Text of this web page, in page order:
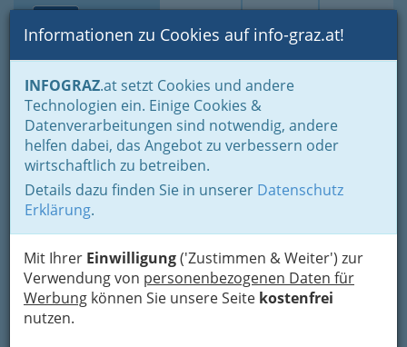
Suche Login Toggle
Informationen zu Cookies auf info-graz.at!
INFOGRAZ.at setzt Cookies und andere
Technologien ein. Einige Cookies &
Datenverarbeitungen sind notwendig, andere
helfen dabei, das Angebot zu verbessern oder
wirtschaftlich zu betreiben.
Details dazu finden Sie in unserer Datenschutz
Erklärung.
Mit Ihrer Einwilligung('Zustimmen & Weiter') zur
Verwendung von personenbezogenen Daten für
Werbung können Sie unsere Seite kostenfrei
nutzen.
Home Branchen
Tourismus - Reisen - Ausflüge
Ausflüge nahe Graz - Sehenswürdigkeiten, Sport, Erlebnis
Steiermark
Ski u. Wintersport
Skigebiet Dachstein
Gletscher
Schildlehen 79, 8972 Ramsau am Dachstein